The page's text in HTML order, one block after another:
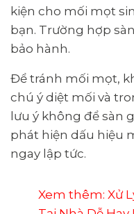
kiện cho mối mọt
bạn. Trường hợp
bảo hành.
Để tránh mối mọt,
chú ý diệt mối và
lưu ý không để sàn
phát hiện dấu hiệu
ngay lập tức.
Xem thêm: Xử